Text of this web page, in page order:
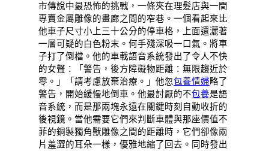
市傳說中最恐怖的挑戰，一條夾在理髮店與一間
專賣金屬雕像的畫廊之間的窄巷。一個看起來比
他車子尺寸小上三十公分的停車格，上面還灑著
一層可疑的白色粉末。何手殘深吸一口氣。將車
子打了倒檔。他的車載語音系統發出了令人不快
的女聲：「警告，後方障礙物距離：無限趨近於
零。」「請考慮放棄治療。」他忽包養情婦略了
警告，開始緩慢地倒車。他最討厭的不包養是語
音系統，而是那兩塊永遠在關鍵時刻自動收折的
後視鏡。當他需要它們來判斷車體與那座價值不
菲的銅製獨角獸雕像之間的距離時，它們卻像兩
片羞澀的耳朵一樣，優雅地縮了回去。同時發出